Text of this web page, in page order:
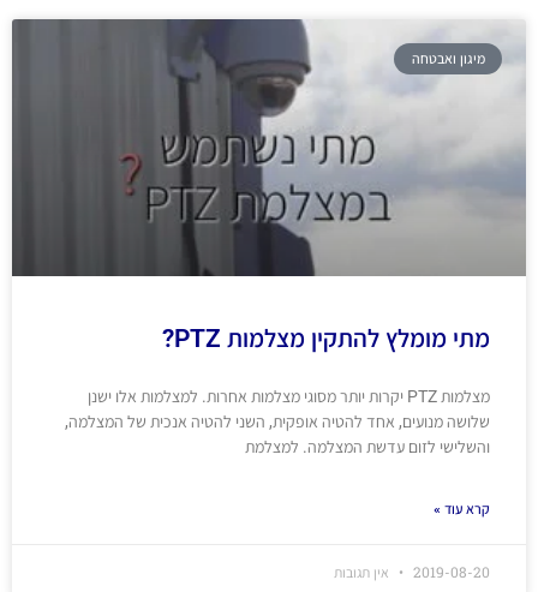
מיגון ואבטחה
מתי מומלץ להתקין מצלמות PTZ?
מצלמות PTZ יקרות יותר מסוגי מצלמות אחרות. למצלמות אלו ישנן
שלושה מנועים, אחד להטיה אופקית, השני להטיה אנכית של המצלמה,
והשלישי לזום עדשת המצלמה. למצלמת
קרא עוד »
2019-08-20 אין תגובות